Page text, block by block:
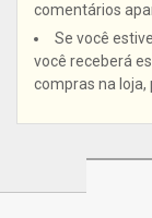
comentários
Se você
você receberá
compras na